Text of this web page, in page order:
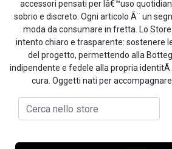
accessori pensati per lâ€™uso
sobrio e discreto. Ogni articolo Ã¨ un
moda da consumare in fretta. Lo
intento chiaro e trasparente: sostenere
del progetto, permettendo alla
indipendente e fedele alla propria identitÃ
cura. Oggetti nati per